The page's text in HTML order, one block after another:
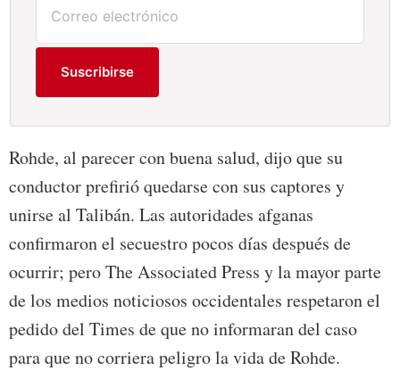
Suscribirse
Rohde, al parecer con buena salud, dijo que su
conductor prefirió quedarse con sus captores y
unirse al Talibán. Las autoridades afganas
confirmaron el secuestro pocos días después de
ocurrir; pero The Associated Press y la mayor parte
de los medios noticiosos occidentales respetaron el
pedido del Times de que no informaran del caso
para que no corriera peligro la vida de Rohde.